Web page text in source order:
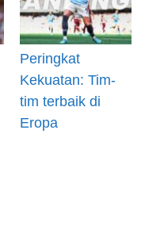
Peringkat
Kekuatan: Tim-
tim terbaik di
Eropa